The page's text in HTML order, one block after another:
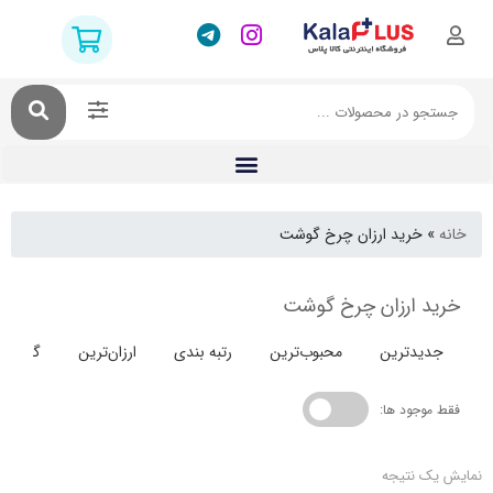
خرید ارزان چرخ گوشت
ارزان چرخ گوشت
محبوب‌ترین رتبه بندی ارزان‌ترین گران‌ترین
ها:
نتیجه